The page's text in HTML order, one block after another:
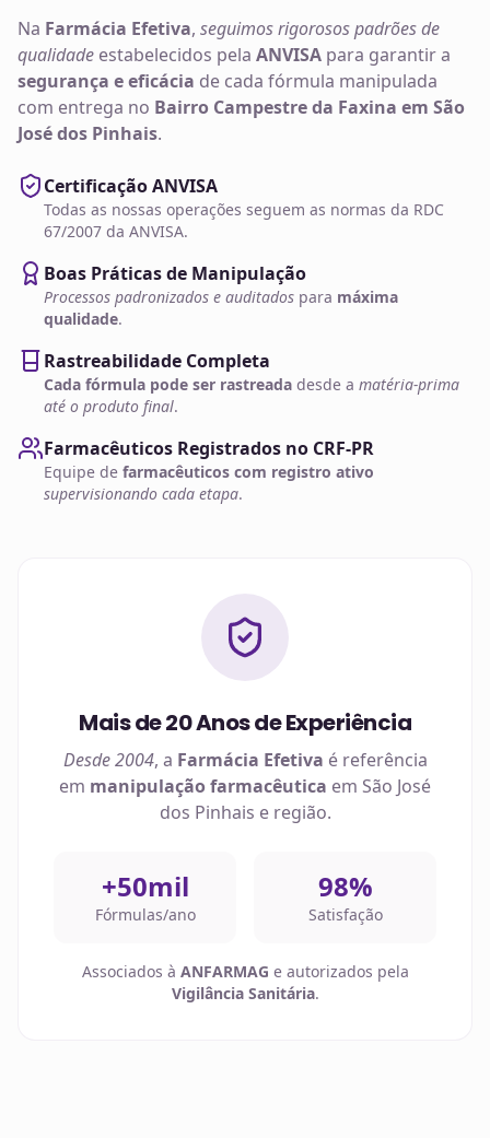
Na Farmácia Efetiva, seguimos rigorosos padrões de
qualidade estabelecidos pela ANVISA para garantir a
segurança e eficácia de cada fórmula manipulada
com entrega no Bairro Campestre da Faxina em São
José dos Pinhais.
Certificação ANVISA
Todas as nossas operações seguem as normas da RDC
67/2007 da ANVISA.
Boas Práticas de Manipulação
Processos padronizados e auditados para máxima
qualidade.
Rastreabilidade Completa
Cada fórmula pode ser rastreada desde a matéria-prima
até o produto final.
Farmacêuticos Registrados no CRF-PR
Equipe de farmacêuticos com registro ativo
supervisionando cada etapa.
Mais de 20 Anos de Experiência
Desde 2004, a Farmácia Efetiva é referência
em manipulação farmacêutica em São José
dos Pinhais e região.
+50mil
Fórmulas/ano
98%
Satisfação
Associados à ANFARMAG e autorizados pela
Vigilância Sanitária.